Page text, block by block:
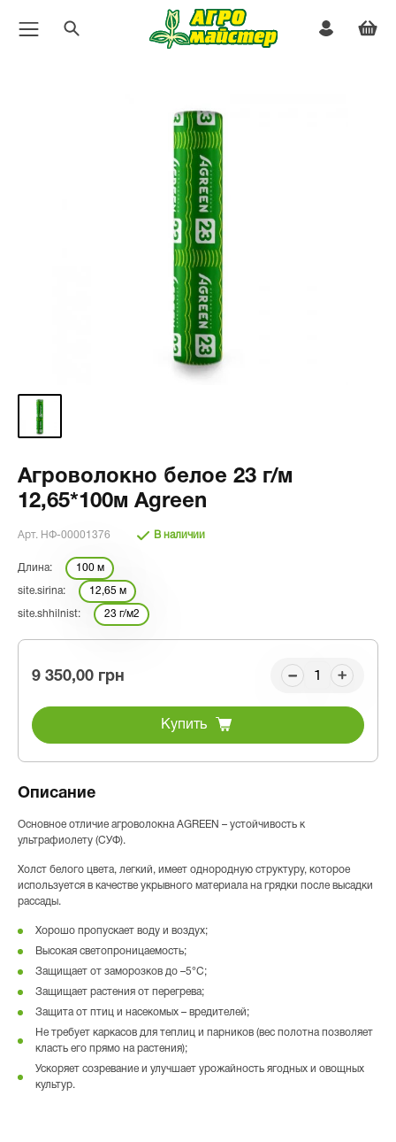
Агроволокно белое 23 г/м
12,65*100м Agreen
Арт. НФ-00001376 В наличии
Длина: 100 м
site.sirina: 12,65 м
site.shhilnist: 23 г/м2
9 350,00 грн
Купить
Описание
Основное отличие агроволокна AGREEN – устойчивость к
ультрафиолету (СУФ).
Холст белого цвета, легкий, имеет однородную структуру, которое
используется в качестве укрывного материала на грядки после высадки
рассады.
Хорошо пропускает воду и воздух;
Высокая светопроницаемость;
Защищает от заморозков до –5°С;
Защищает растения от перегрева;
Защита от птиц и насекомых – вредителей;
Не требует каркасов для теплиц и парников (вес полотна позволяет
класть его прямо на растения);
Ускоряет созревание и улучшает урожайность ягодных и овощных
культур.